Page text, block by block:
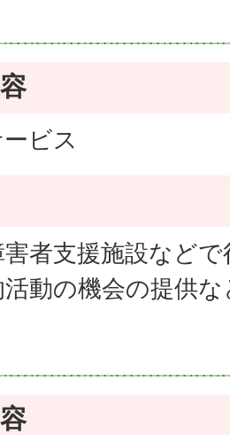
ビス
者支援施設など
活動の機会の提供